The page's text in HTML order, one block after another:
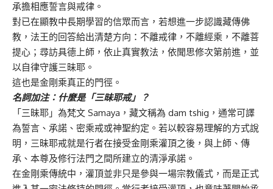
承擔相應誓言與戒律。
對已在顯教中長期學習的信眾而言，若想進一步認識藏傳佛
教，法王的回答給出清楚方向：不離戒律，不離經乘，不離菩
提心；尋訪具德上師，依止真實教法，依聞思修次第前進，並
以自律守護三昧耶。
這也是金剛乘真正的門徑。
名詞加注：什麼是「三昧耶戒」？
「三昧耶」為梵文 Samaya，藏文稱為 dam tshig，通常可譯
為誓言、承諾、密乘戒或神聖約定。若以較容易理解的方式說
明，三昧耶戒就是行者在接受金剛乘灌頂之後，與上師、傳
承、本尊及修行法門之間所建立的清淨承諾。
在金剛乘傳統中，灌頂並非只是參與一場宗教儀式，而是正式